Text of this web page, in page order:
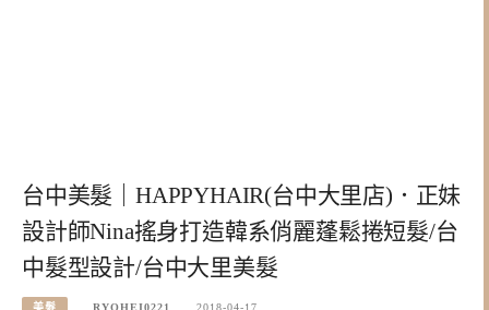
台中美髮｜HAPPYHAIR(台中大里店)．正妹
設計師Nina搖身打造韓系俏麗蓬鬆捲短髮/台
中髮型設計/台中大里美髮
美髮 RYOHEI0221 2018-04-17